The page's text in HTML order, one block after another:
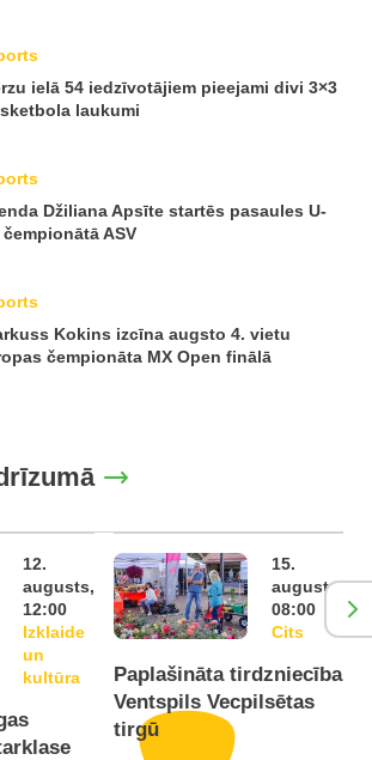
ielā 54 iedzīvotājiem pieejami divi 3×3
laukumi
Džiliana Apsīte startēs pasaules U-
čempionātā ASV
Kokins izcīna augsto 4. vietu
čempionāta MX Open finālā
12.
augusts,
12:00
Izklaide
un
kultūra
15.
augusts,
08:00
Cits
Paplašināta tirdzniecība
Ventspils Vecpilsētas
tirgū